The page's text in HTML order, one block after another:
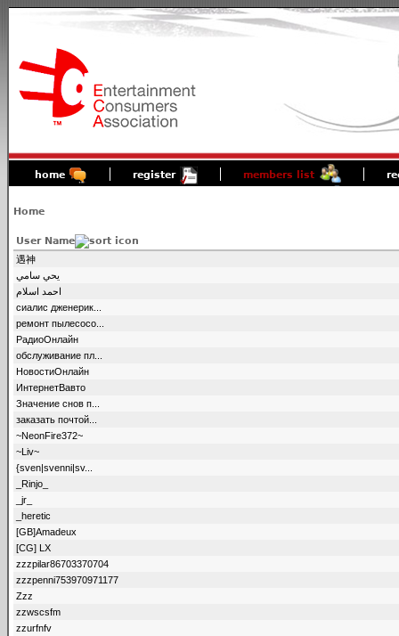
home register members list
Home
User Name
遇神
يحي سامي
احمد اسلام
сиалис дженерик...
ремонт пылесосо...
РадиоОнлайн
обслуживание пл...
НовостиОнлайн
ИнтернетВавто
Значение снов п...
заказать почтой...
~NeonFire372~
~Liv~
{sven|svenni|sv...
_Rinjo_
_jr_
_heretic
[GB]Amadeux
[CG] LX
zzzpilar86703370704
zzzpenni753970971177
Zzz
zzwscsfm
zzurfnfv